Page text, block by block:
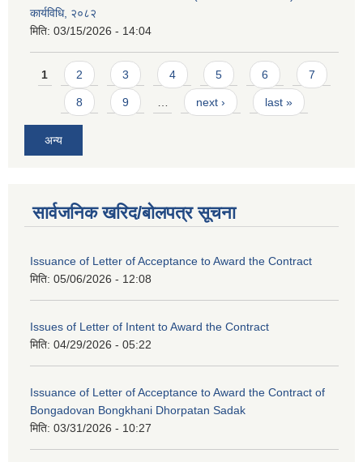
कार्यविधि, २०८२
मिति: 03/15/2026 - 14:04
Pages
1 2 3 4 5 6 7
8 9 … next › last »
अन्य
सार्वजनिक खरिद/बोलपत्र सूचना
Issuance of Letter of Acceptance to Award the Contract
मिति: 05/06/2026 - 12:08
Issues of Letter of Intent to Award the Contract
मिति: 04/29/2026 - 05:22
Issuance of Letter of Acceptance to Award the Contract of
Bongadovan Bongkhani Dhorpatan Sadak
मिति: 03/31/2026 - 10:27